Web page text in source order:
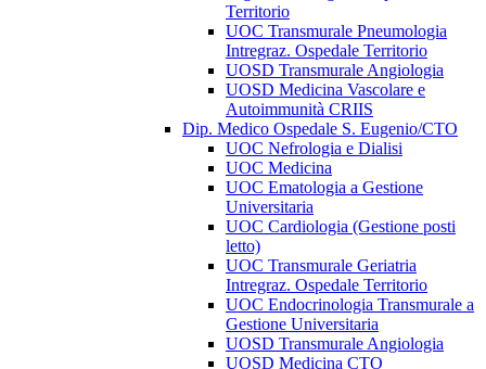
Territorio
UOC Transmurale Pneumologia
Intregraz. Ospedale Territorio
UOSD Transmurale Angiologia
UOSD Medicina Vascolare e
Autoimmunità CRIIS
Dip. Medico Ospedale S. Eugenio/CTO
UOC Nefrologia e Dialisi
UOC Medicina
UOC Ematologia a Gestione
Universitaria
UOC Cardiologia (Gestione posti
letto)
UOC Transmurale Geriatria
Intregraz. Ospedale Territorio
UOC Endocrinologia Transmurale a
Gestione Universitaria
UOSD Transmurale Angiologia
UOSD Medicina CTO